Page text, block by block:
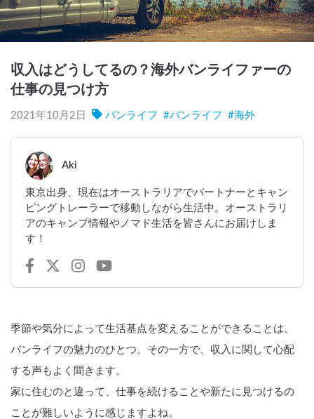
収入はどうしてるの？海外バンライファーの
仕事の見つけ方
2021年10月2日 バンライフ #バンライフ #海外
Aki
東京出身、現在はオーストラリアでパートナーとキャン
ピングトレーラーで移動しながら生活中。オーストラリ
アのキャンプ情報やノマド生活を皆さんにお届けしま
す！
季節や気分によって生活基点を変えることができることは、
バンライフの魅力のひとつ。その一方で、収入に関して心配
する声もよく聞きます。
家に住むのと違って、仕事を続けることや新たに見つけるの
ことが難しいように感じますよね。